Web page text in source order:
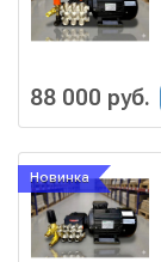
88 000 руб.
Новинка